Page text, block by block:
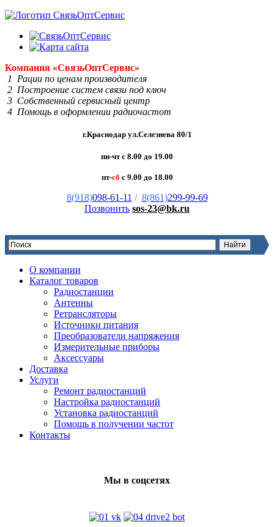
Компания «СвязьОптСервис»
1 Рации по ценам производителя
2 Построение систем связи под ключ
3 Собственный сервисный центр
4 Помощь в оформлении радиочастот
г.Краснодар ул.Селезнева 80/1
пн-чт с 8.00 до 19.00
пт-сб с 9.00 до 18.00
8(918)098-61-11 / 8(861)299-99-69
Позвонить sos-23@bk.ru
О компании
Каталог товаров
Радиостанции
Антенны
Ретрансляторы
Источники питания
Преобразователи напряжения
Измерительные приборы
Аксессуары
Доставка
Услуги
Ремонт радиостанций
Настройка радиостанций
Установка радиостанций
Помощь в получении частот
Контакты
Мы в соцсетях